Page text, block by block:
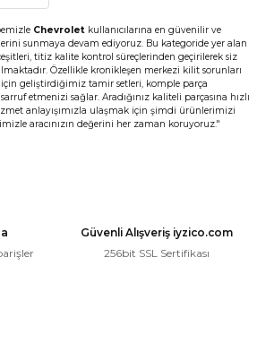
Chevrolet kullanıcılarına en güvenilir ve
sunmaya devam ediyoruz. Bu kategoride yer alan
titiz kalite kontrol süreçlerinden geçirilerek siz
Özellikle kronikleşen merkezi kilit sorunları
için geliştirdiğimiz tamir setleri, komple parça
etmenizi sağlar. Aradığınız kaliteli parçasına hızlı
anlayışımızla ulaşmak için şimdi ürünlerimizi
aracınızın değerini her zaman koruyoruz."
Güvenli Alışveriş iyzico.com
256bit SSL Sertifikası